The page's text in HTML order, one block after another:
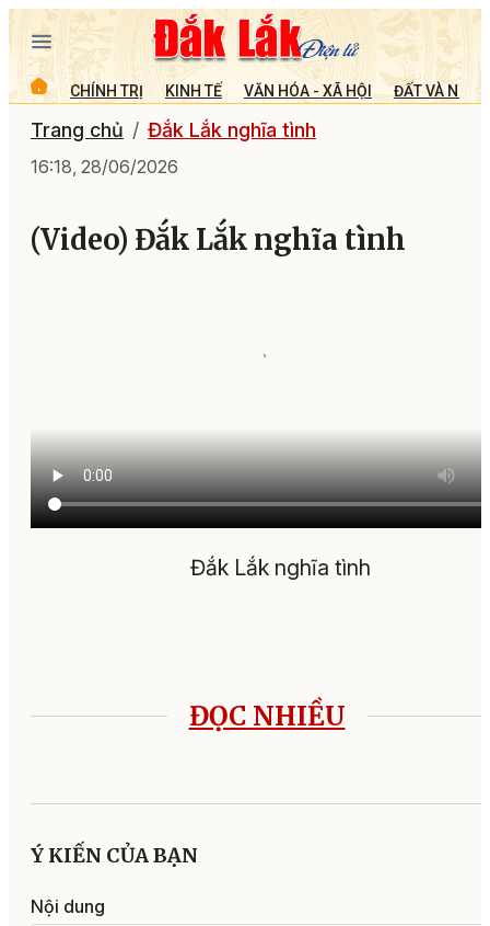
CHÍNH TRỊ KINH TẾ VĂN HÓA - XÃ HỘI ĐẤT VÀ
Trang chủ Đắk Lắk nghĩa tình
16:18, 28/06/2026
(Video) Đắk Lắk nghĩa tình
Đắk Lắk nghĩa tình
ĐỌC NHIỀU
Ý KIẾN CỦA BẠN
Nội dung